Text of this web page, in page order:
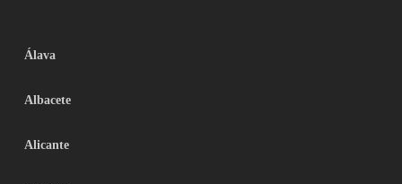
Álava
Albacete
Alicante